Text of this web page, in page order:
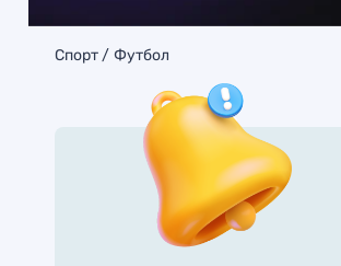
Спорт Футбол